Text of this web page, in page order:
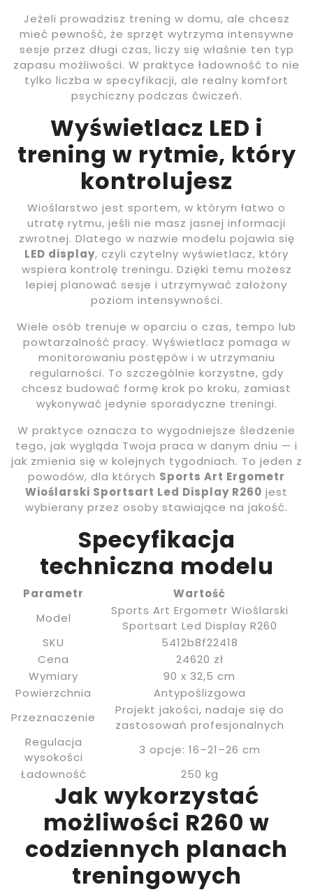
Jeżeli prowadzisz trening w domu, ale chcesz
mieć pewność, że sprzęt wytrzyma intensywne
sesje przez długi czas, liczy się właśnie ten typ
zapasu możliwości. W praktyce ładowność to nie
tylko liczba w specyfikacji, ale realny komfort
psychiczny podczas ćwiczeń.
Wyświetlacz LED i
trening w rytmie, który
kontrolujesz
Wioślarstwo jest sportem, w którym łatwo o
utratę rytmu, jeśli nie masz jasnej informacji
zwrotnej. Dlatego w nazwie modelu pojawia się
LED display, czyli czytelny wyświetlacz, który
wspiera kontrolę treningu. Dzięki temu możesz
lepiej planować sesje i utrzymywać założony
poziom intensywności.
Wiele osób trenuje w oparciu o czas, tempo lub
powtarzalność pracy. Wyświetlacz pomaga w
monitorowaniu postępów i w utrzymaniu
regularności. To szczególnie korzystne, gdy
chcesz budować formę krok po kroku, zamiast
wykonywać jedynie sporadyczne treningi.
W praktyce oznacza to wygodniejsze śledzenie
tego, jak wygląda Twoja praca w danym dniu — i
jak zmienia się w kolejnych tygodniach. To jeden z
powodów, dla których Sports Art Ergometr
Wioślarski Sportsart Led Display R260 jest
wybierany przez osoby stawiające na jakość.
Specyfikacja
techniczna modelu
Parametr
Wartość
Model
Sports Art Ergometr Wioślarski
Sportsart Led Display R260
SKU
5412b8f22418
Cena
24620 zł
Wymiary
90 x 32,5 cm
Powierzchnia
Antypoślizgowa
Przeznaczenie
Projekt jakości, nadaje się do
zastosowań profesjonalnych
Regulacja
wysokości
3 opcje: 16–21–26 cm
Ładowność
250 kg
Jak wykorzystać
możliwości R260 w
codziennych planach
treningowych